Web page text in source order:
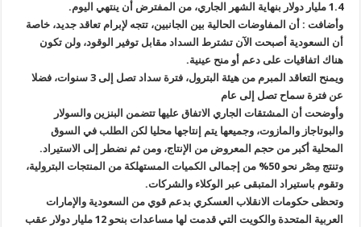
1.4 مليار دولار بنهاية الشهر الجاري، من المفترض أن ينتهي اليوم.
وأضافت : أن المفاوضات الحالية بين الجانبين، تتجه لإبرام تعاقد جديد، خاصة
أن السعودية أصبحت الآن تشترط السداد مقابل توفير الوقود، ولن تكون
هناك اتفاقيات على دعم أو منح عينية.
ويمنح التعاقد المبرم من هيئة البترول، فترة سداد تصل إلى 3 سنوات، فضلا
عن فترة سماح تصل إلى عام
وأوضحت أن المشتقات الجاري الاتفاق عليها تتضمن البنزين والسولار
والبوتاجاز والمازوت، وجميعها يتم إنتاجها محليا لكن الطلب في السوق
المحلية أكبر من حجم المعروض من الإنتاج، ومن ثم نضطر إلى الاستيراد.
وتنتج مِصْر نحو 50% من إجمالى الكميات المستهلكة من المنتجات البترولية،
وتقوم باستيراد المتبقى عبر الوكلاء والشركات.
وتحظى حكومات الانقلاب العسكري بدعم قوي من السعودية والإمارات
العربية المتحدة والكويت التي قدمت لها مساعدات بنحو 12 مليار دولار عقب